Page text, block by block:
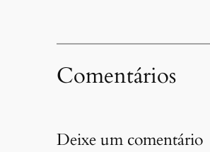
Comentários
Deixe um comentário